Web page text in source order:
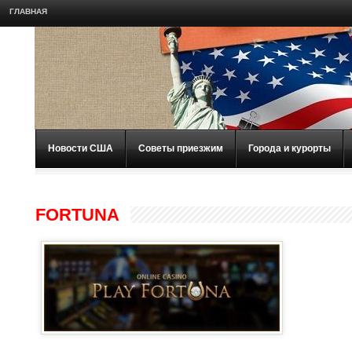
ГЛАВНАЯ
Новости США Советы приезжим Города и курорты
FORTUNA